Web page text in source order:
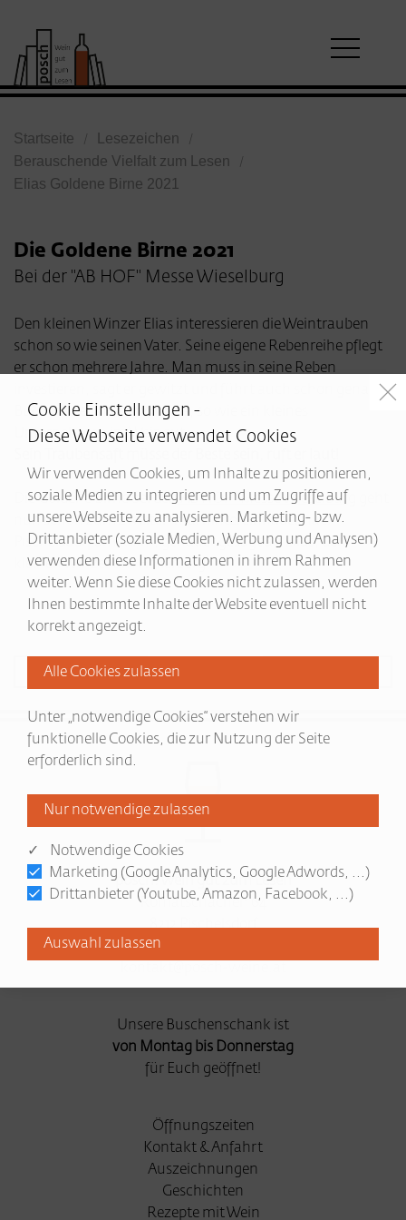
Startseite
Lesezeichen
Berauschende Vielfalt zum Lesen
Elias Goldene Birne 2021
Die Goldene Birne 2021
Bei der "AB HOF" Messe Wieselburg
Den kleinen Winzer Elias interessieren die Weintrauben
schon so wie seinen Vater. Seine eigene Rebenreihe pflegt
er schon mehrere Jahre. Man muss in seine Reben
Buch und ein Portmonnaie, so wie ein kleines
Unternehmen im Weingut.
Die Goldene Birne bei der"AB HOF" Messe Wieselburg
nun schon zum zweiten mal hintereinnader nach
Pischelsdorf am Kulm, genauer gesagt an Elias, den
kleinen Winzer am Hollerberg.
zurück blättern
posch. Wein gut zum Lesen
Romatschachen 64
8212 Pischelsdorf
Unsere Buschenschank ist
von Montag bis Donnerstag
für Euch geöffnet!
Öffnungszeiten
Kontakt & Anfahrt
Auszeichnungen
Geschichten
Rezepte mit Wein
Cookie Einstellungen -
Diese Webseite verwendet Cookies
Wir verwenden Cookies, um Inhalte zu positionieren,
soziale Medien zu integrieren und um Zugriffe auf
unsere Webseite zu analysieren. Marketing- bzw.
Drittanbieter (soziale Medien, Werbung und Analysen)
verwenden diese Informationen in ihrem Rahmen
weiter. Wenn Sie diese Cookies nicht zulassen, werden
Ihnen bestimmte Inhalte der Website eventuell nicht
korrekt angezeigt.
Unter „notwendige Cookies“ verstehen wir
funktionelle Cookies, die zur Nutzung der Seite
erforderlich sind.
✓ Notwendige Cookies
Marketing (Google Analytics, Google Adwords, ...)
Drittanbieter (Youtube, Amazon, Facebook, ...)